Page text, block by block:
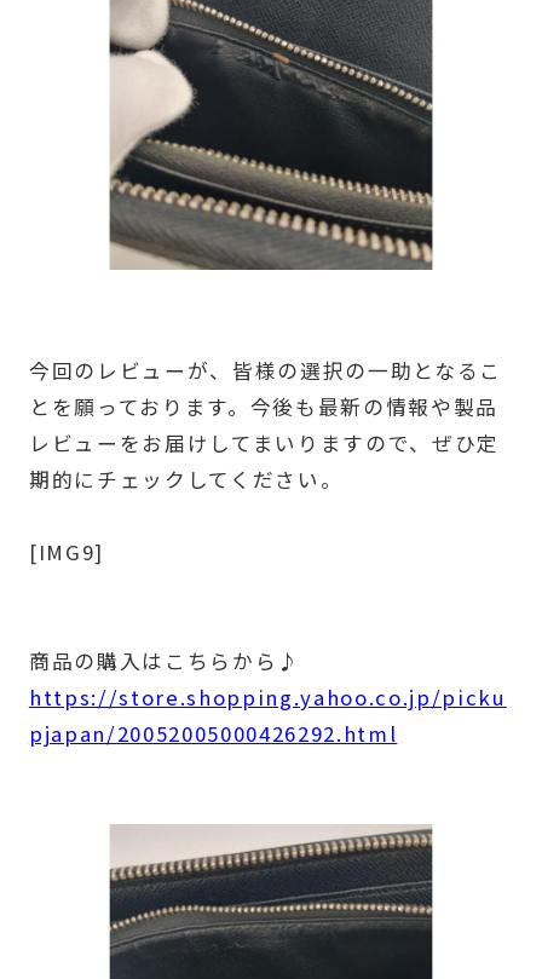
今回のレビューが、皆様の選択の一助となるこ
とを願っております。今後も最新の情報や製品
レビューをお届けしてまいりますので、ぜひ定
期的にチェックしてください。
[IMG9]
商品の購入はこちらから♪
https://store.shopping.yahoo.co.jp/picku
pjapan/20052005000426292.html